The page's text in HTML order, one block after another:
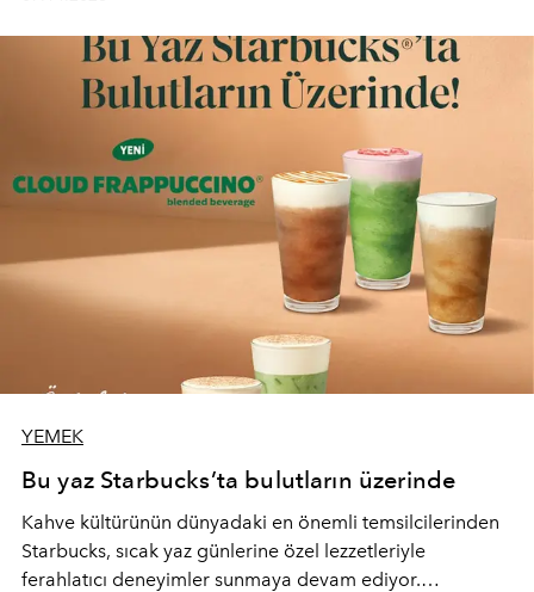
lüks" anlayışıyla buluşturan mekan; gurme lezzetleri, iyi
müziği ve açık havadaki özel puro alanını tek bir çatı
altında sunuyor.
YEMEK
Bu yaz Starbucks’ta bulutların üzerinde
Kahve kültürünün dünyadaki en önemli temsilcilerinden
Starbucks, sıcak yaz günlerine özel lezzetleriyle
ferahlatıcı deneyimler sunmaya devam ediyor.